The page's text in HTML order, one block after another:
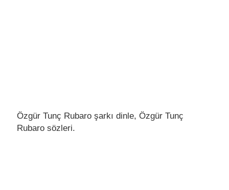
Özgür Tunç Rubaro şarkı dinle, Özgür Tunç
Rubaro sözleri.